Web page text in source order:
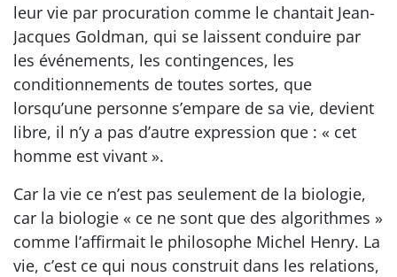
leur vie par procuration comme le chantait Jean-
Jacques Goldman, qui se laissent conduire par
les événements, les contingences, les
conditionnements de toutes sortes, que
lorsqu’une personne s’empare de sa vie, devient
libre, il n’y a pas d’autre expression que : « cet
homme est vivant ».
Car la vie ce n’est pas seulement de la biologie,
car la biologie « ce ne sont que des algorithmes »
comme l’affirmait le philosophe Michel Henry. La
vie, c’est ce qui nous construit dans les relations,